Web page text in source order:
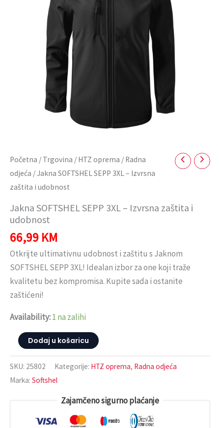
Početna / Trgovina / HTZ oprema / Radna
odjeća / Jakna SOFTSHEL SEPP 3XL – Izvrsna
zaštita i udobnost
Jakna SOFTSHEL SEPP 3XL – Izvrsna zaštita i
udobnost
66,99 KM
Otkrijte ultimativnu udobnost i zaštitu s Jaknom
SOFTSHEL SEPP 3XL! Idealan izbor za one koji traže
kvalitetu bez kompromisa. Kupite sada i ostanite
zaštićeni!
Availability:1 na zalihi
Dodaj u košaricu
SKU: 25802 Kategorije: HTZ oprema, Radna odjeća
Marka: Softshel
Zajamčeno sigurno plaćanje